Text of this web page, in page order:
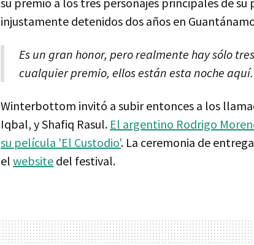
injustamente detenidos dos años en
Es un gran honor, pero realmente hay sólo
cualquier premio, ellos están esta noche aquí.
Winterbottom invitó a subir entonces a los
Iqbal, y Shafiq Rasul. El argentino Rodrigo
su película 'El Custodio'. La ceremonia de
el website del festival.